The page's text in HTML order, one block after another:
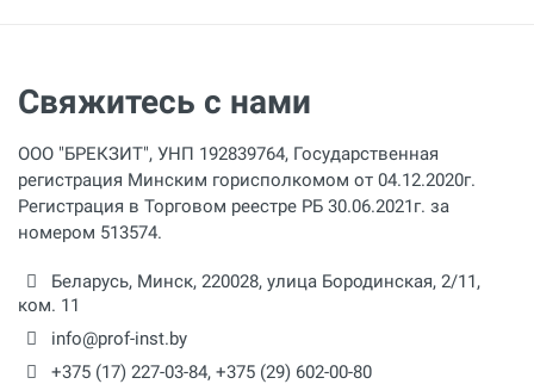
Свяжитесь с нами
ООО "БРЕКЗИТ", УНП 192839764, Государственная
регистрация Минским горисполкомом от 04.12.2020г.
Регистрация в Торговом реестре РБ 30.06.2021г. за
номером 513574.
Беларусь, Минск, 220028, улица Бородинская, 2/11,
ком. 11
info@prof-inst.by
+375 (17) 227-03-84, +375 (29) 602-00-80